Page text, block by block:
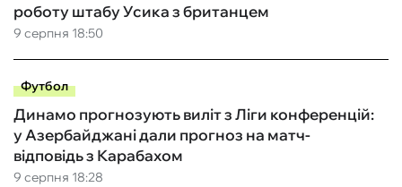
9 серпня 18:50
роботу штабу Усика з британцем
Футбол
9 серпня 18:28
Динамо прогнозують виліт з Ліги конференцій:
у Азербайджані дали прогноз на матч-
відповідь з Карабахом